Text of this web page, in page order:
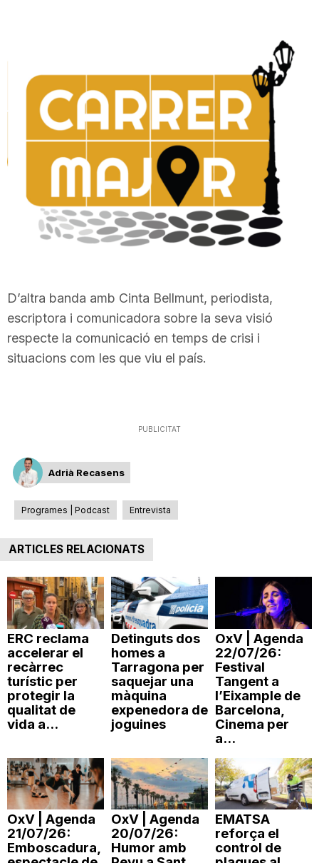
g
o
n
a
D’altra banda amb Cinta Bellmunt, periodista,
escriptora i comunicadora sobre la seva visió
respecte la comunicació en temps de crisi i
situacions com les que viu el país.
PUBLICITAT
Adrià Recasens
Programes | Podcast Entrevista
ARTICLES RELACIONATS
ERC reclama
accelerar el
recàrrec
turístic per
protegir la
qualitat de
vida a...
Detinguts dos
homes a
Tarragona per
saquejar una
màquina
expenedora de
joguines
OxV | Agenda
22/07/26:
Festival
Tangent a
l’Eixample de
Barcelona,
Cinema per
a...
OxV | Agenda
21/07/26:
Emboscadura,
OxV | Agenda
20/07/26:
Humor amb
EMATSA
reforça el
control de